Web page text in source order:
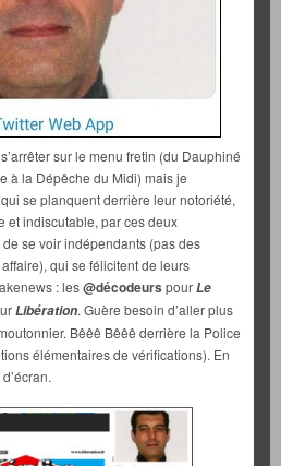
sur le menu fretin (du Dauphiné
à la Dépêche du Midi) mais je
se planquent derrière leur notoriété,
et indiscutable, par ces deux
se voir indépendants (pas des
qui se félicitent de leurs
: les@décodeurs pourLe
Libération. Guère besoin d’aller plus
Bêêê Bêêê derrière la Police
élémentaires de vérifications). En